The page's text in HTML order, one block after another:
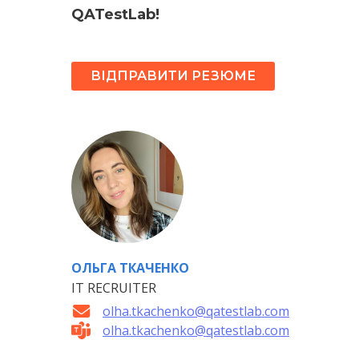
QATestLab!
ВІДПРАВИТИ РЕЗЮМЕ
ОЛЬГА ТКАЧЕНКО
IT RECRUITER
olha.tkachenko@qatestlab.com
olha.tkachenko@qatestlab.com